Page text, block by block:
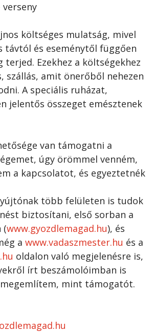
verseny
költséges mulatság, mivel
távtól és eseménytől függően
terjed. Ezekhez a költségekhez
szállás, amit önerőből nehezen
A speciális ruházat,
jelentős összeget emésztenek
van támogatni a
úgy örömmel venném,
a kapcsolatot, és egyeztetnék
több felületen is tudok
biztosítani, első sorban a
(www.gyozdlemagad.hu), és
a www.vadaszmester.hu és a
oldalon való megjelenésre is,
írt beszámolóimban is
mint támogatót.